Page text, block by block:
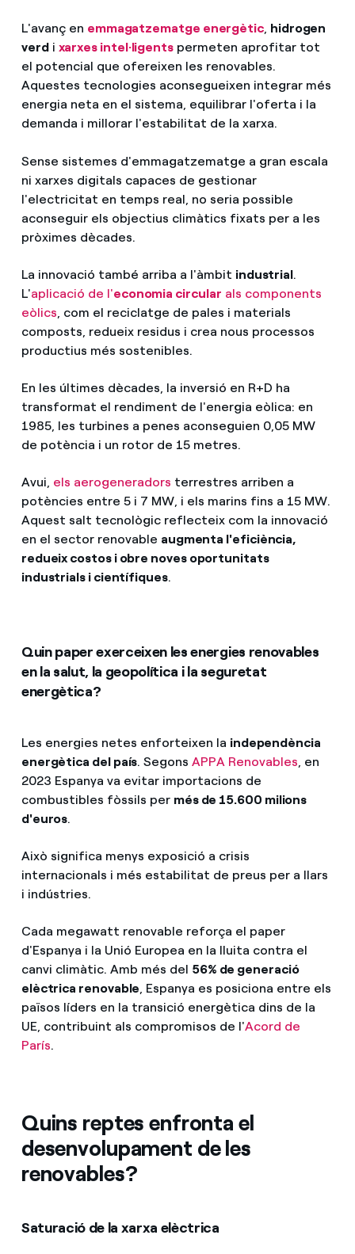
L'avanç en emmagatzematge energètic, hidrogen
verdi xarxes intel·ligentspermeten aprofitar tot
el potencial que ofereixen les renovables.
Aquestes tecnologies aconsegueixen integrar més
energia neta en el sistema, equilibrar l'oferta i la
demanda i millorar l'estabilitat de la xarxa.
Sense sistemes d'emmagatzematge a gran escala
ni xarxes digitals capaces de gestionar
l'electricitat en temps real, no seria possible
aconseguir els objectius climàtics fixats per a les
pròximes dècades.
La innovació també arriba a l'àmbit industrial.
L'aplicació de l'economia circular als components
eòlics , com el reciclatge de pales i materials
composts, redueix residus i crea nous processos
productius més sostenibles.
En les últimes dècades, la inversió en R+D ha
transformat el rendiment de l'energia eòlica: en
1985, les turbines a penes aconseguien 0,05 MW
de potència i un rotor de 15 metres.
Avui, els aerogeneradors terrestres arriben a
potències entre 5 i 7 MW, i els marins fins a 15 MW.
Aquest salt tecnològic reflecteix com la innovació
en el sector renovable augmenta l'eficiència,
redueix costos i obre noves oportunitats
industrials i científiques.
Quin paper exerceixen les energies renovables
en la salut, la geopolítica i la seguretat
energètica?
Les energies netes enforteixen la independència
energètica del país. SegonsAPPA Renovables, en
2023 Espanya va evitar importacions de
combustibles fòssils per més de 15.600 milions
d'euros.
Això significa menys exposició a crisis
internacionals i més estabilitat de preus per a llars
i indústries.
Cada megawatt renovable reforça el paper
d'Espanya i la Unió Europea en la lluita contra el
canvi climàtic. Amb més del 56% de generació
elèctrica renovable, Espanya es posiciona entre els
països líders en la transició energètica dins de la
UE, contribuint als compromisos de l'Acord de
París.
Quins reptes enfronta el
desenvolupament de les
renovables?
Saturació de la xarxa elèctrica